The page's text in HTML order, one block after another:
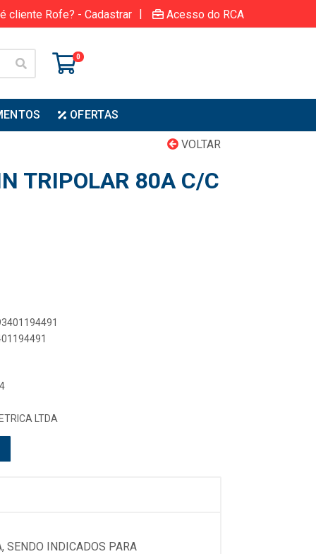
cliente Rofe? - Cadastrar | Acesso do RCA
0
OFERTAS
VOLTAR
TRIPOLAR 80A C/C
LTDA
SENDO INDICADOS PARA